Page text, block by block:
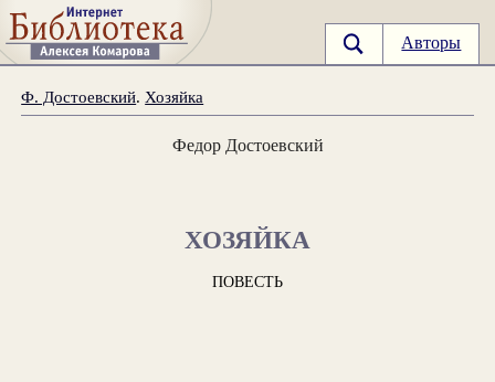
Авторы
Ф. Достоевский. Хозяйка
Федор Достоевский
ХОЗЯЙКА
ПОВЕСТЬ